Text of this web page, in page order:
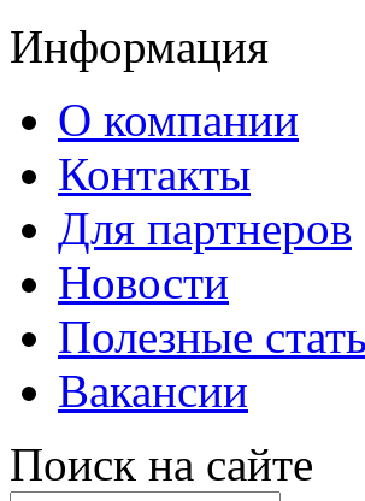
Информация
О компании
Контакты
Для партнеров
Новости
Полезные
Вакансии
Поиск на сайте